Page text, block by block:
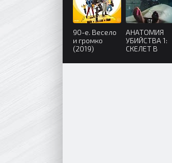
90-е. Весело
и громко
(2019)
АНАТОМИЯ
УБИЙСТВА 1:
СКЕЛЕТ В